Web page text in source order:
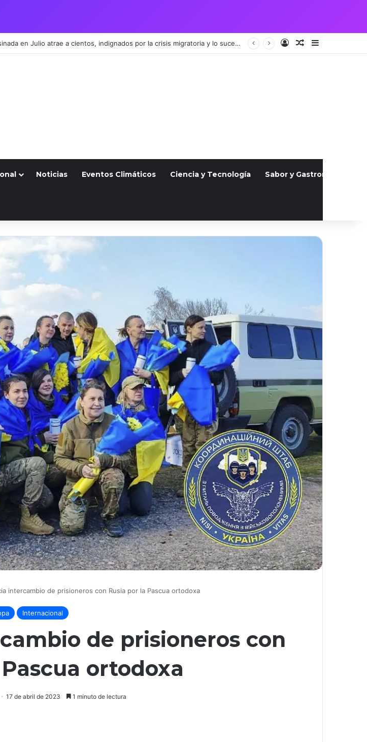
Vigilia por pareja guatemalteca asesinada en Julio atrae a cientos, indignados por la crisis migratoria y lo sucedido AccesoPublicación al
Barra lateral
Noticias Eventos Climáticos Ciencia y Tecnología Sabor y Gastronomía
intercambio de prisioneros con Rusia por la Pascua ortodoxa
Internacional
de prisioneros con
ortodoxa
17 de abril de 2023 1 minuto de lectura